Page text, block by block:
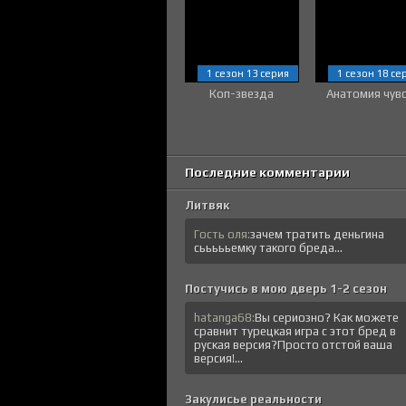
Коп-звезда
1 сезон 13 серия
Анатомия
1 сезон 18
Последние комментарии
Литвяк
Гость оля:зачем тратить деньгина
сьььььемку такого бреда...
Постучись в мою дверь 1-2 сезон
hatanga68:Вы сериозно? Как можете
сравнит турецкая игра с этот бред в
руская версия?Просто отстой ваша
версия!...
Закулисье реальности